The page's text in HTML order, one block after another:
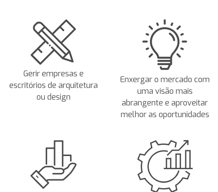
Gerir empresas e
escritórios de arquitetura
ou design
Enxergar o mercado com
uma visão mais
abrangente e aproveitar
melhor as oportunidades